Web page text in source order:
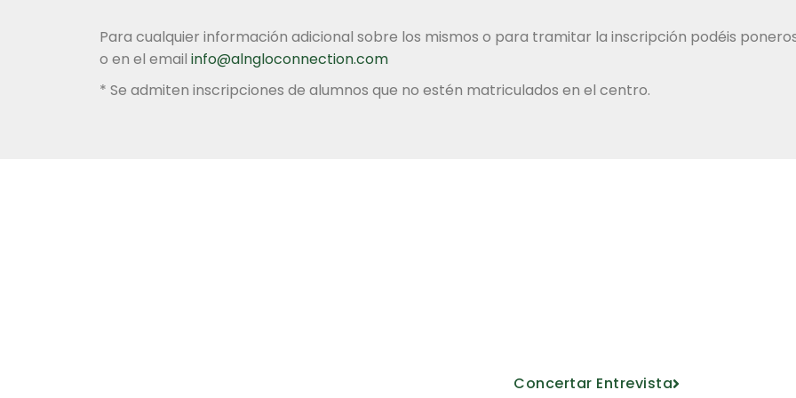
Para cualquier información adicional sobre los mismos o para tramitar la inscripción podéis
o en el email info@alngloconnection.com
* Se admiten inscripciones de alumnos que no estén matriculados en el centro.
Concertar Entrevista